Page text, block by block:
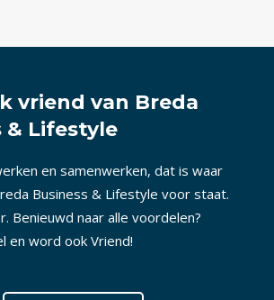
vriend van Breda
& Lifestyle
en samenwerken, dat is waar
Business & Lifestyle voor staat.
Benieuwd naar alle voordelen?
en word ook Vriend!